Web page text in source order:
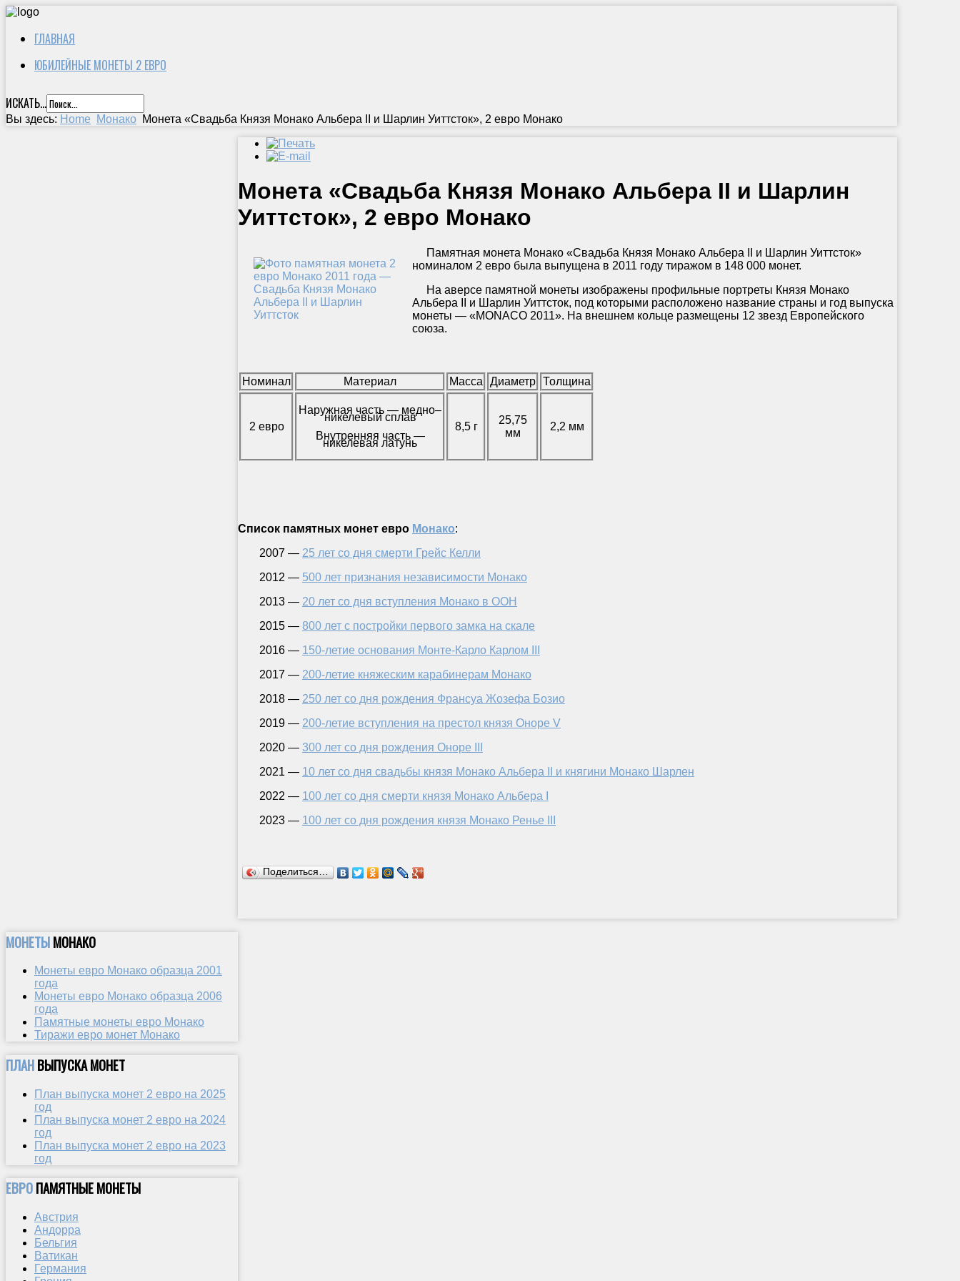
ГЛАВНАЯ
ЮБИЛЕЙНЫЕ МОНЕТЫ 2 ЕВРО
ИСКАТЬ...
Вы здесь: Home Монако Монета «Свадьба Князя Монако Альбера II и Шарлин Уиттсток», 2 евро Монако
Монета «Свадьба Князя Монако Альбера II и Шарлин
Уиттсток», 2 евро Монако
Памятная монета Монако «Свадьба Князя Монако Альбера II и Шарлин Уиттсток»
номиналом 2 евро была выпущена в 2011 году тиражом в 148 000 монет.
На аверсе памятной монеты изображены профильные портреты Князя Монако
Альбера II и Шарлин Уиттсток, под которыми расположено название страны и год выпуска
монеты — «MONACO 2011». На внешнем кольце размещены 12 звезд Европейского
союза.
Номинал Материал Масса Диаметр Толщина
2 евро
Наружная часть — медно–
никелевый сплав
Внутренняя часть —
никелевая латунь
8,5 г
25,75
мм
2,2 мм
Список памятных монет евро Монако:
2007 — 25 лет со дня смерти Грейс Келли
2012 — 500 лет признания независимости Монако
2013 — 20 лет со дня вступления Монако в ООН
2015 — 800 лет с постройки первого замка на скале
2016 — 150-летие основания Монте-Карло Карлом III
2017 — 200-летие княжеским карабинерам Монако
2018 — 250 лет со дня рождения Франсуа Жозефа Бозио
2019 — 200-летие вступления на престол князя Оноре V
2020 — 300 лет со дня рождения Оноре III
2021 — 10 лет со дня свадьбы князя Монако Альбера II и княгини Монако Шарлен
2022 — 100 лет со дня смерти князя Монако Альбера I
2023 — 100 лет со дня рождения князя Монако Ренье III
Поделиться…
МОНЕТЫМОНАКО
Монеты евро Монако образца 2001
года
Монеты евро Монако образца 2006
года
Памятные монеты евро Монако
Тиражи евро монет Монако
ПЛАНВЫПУСКА МОНЕТ
План выпуска монет 2 евро на 2025
год
План выпуска монет 2 евро на 2024
год
План выпуска монет 2 евро на 2023
год
ЕВРОПАМЯТНЫЕ МОНЕТЫ
Австрия
Андорра
Бельгия
Ватикан
Германия